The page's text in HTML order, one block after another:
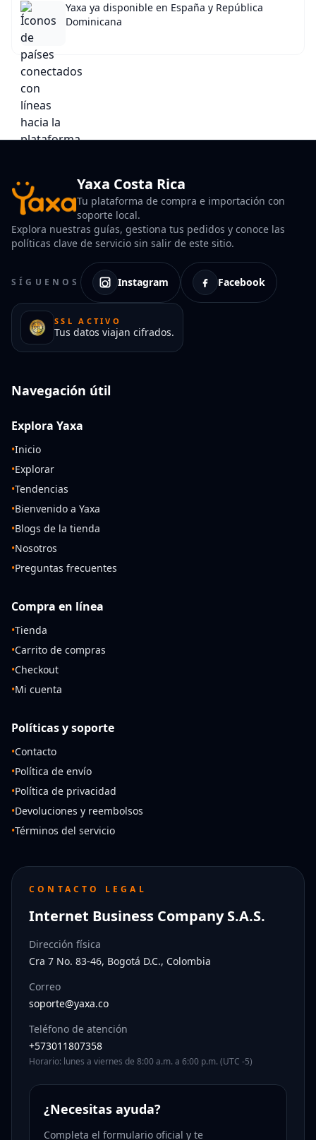
Yaxa ya disponible en España y República
Dominicana
Yaxa Costa Rica
Tu plataforma de compra e importación con
soporte local.
Explora nuestras guías, gestiona tus pedidos y conoce las
políticas clave de servicio sin salir de este sitio.
SÍGUENOS Instagram Facebook
SSL ACTIVO
Tus datos viajan cifrados.
Navegación útil
Explora Yaxa
•Inicio
•Explorar
•Tendencias
•Bienvenido a Yaxa
•Blogs de la tienda
•Nosotros
•Preguntas frecuentes
Compra en línea
•Tienda
•Carrito de compras
•Checkout
•Mi cuenta
Políticas y soporte
•Contacto
•Política de envío
•Política de privacidad
•Devoluciones y reembolsos
•Términos del servicio
CONTACTO LEGAL
Internet Business Company S.A.S.
Dirección física
Cra 7 No. 83-46, Bogotá D.C., Colombia
Correo
soporte@yaxa.co
Teléfono de atención
+573011807358
Horario: lunes a viernes de 8:00 a.m. a 6:00 p.m. (UTC -5)
¿Necesitas ayuda?
Completa el formulario oficial y te